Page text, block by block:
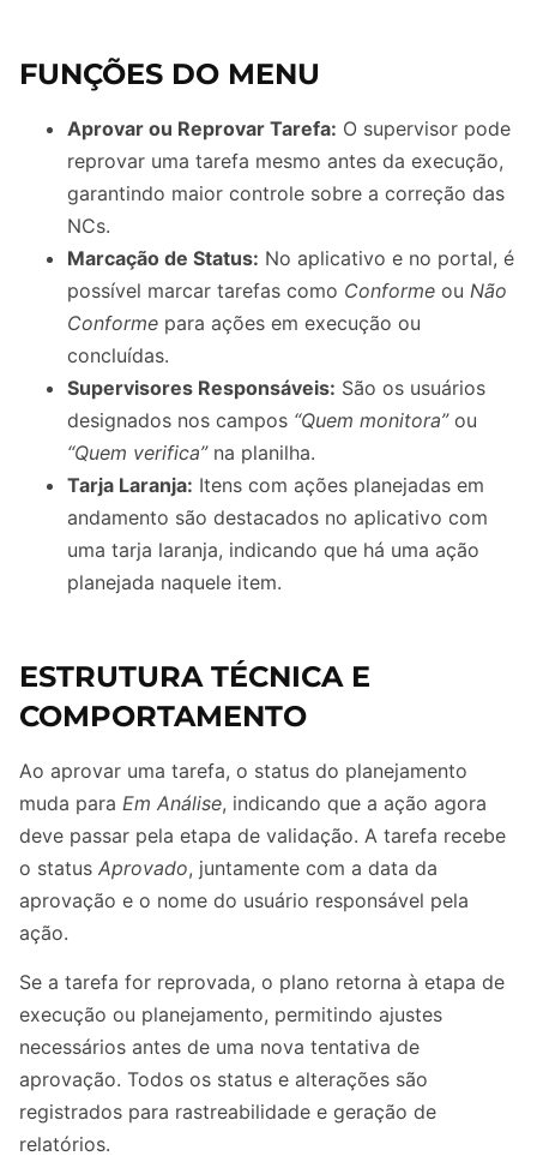
FUNÇÕES DO MENU
Aprovar ou Reprovar Tarefa: O supervisor pode
reprovar uma tarefa mesmo antes da execução,
garantindo maior controle sobre a correção das
NCs.
Marcação de Status: No aplicativo e no portal, é
possível marcar tarefas como Conforme ou Não
Conforme para ações em execução ou
concluídas.
Supervisores Responsáveis: São os usuários
designados nos campos “Quem monitora”ou
“Quem verifica”na planilha.
Tarja Laranja: Itens com ações planejadas em
andamento são destacados no aplicativo com
uma tarja laranja, indicando que há uma ação
planejada naquele item.
ESTRUTURA TÉCNICA E
COMPORTAMENTO
Ao aprovar uma tarefa, o status do planejamento
muda para Em Análise, indicando que a ação agora
deve passar pela etapa de validação. A tarefa recebe
o status Aprovado, juntamente com a data da
aprovação e o nome do usuário responsável pela
ação.
Se a tarefa for reprovada, o plano retorna à etapa de
execução ou planejamento, permitindo ajustes
necessários antes de uma nova tentativa de
aprovação. Todos os status e alterações são
registrados para rastreabilidade e geração de
relatórios.